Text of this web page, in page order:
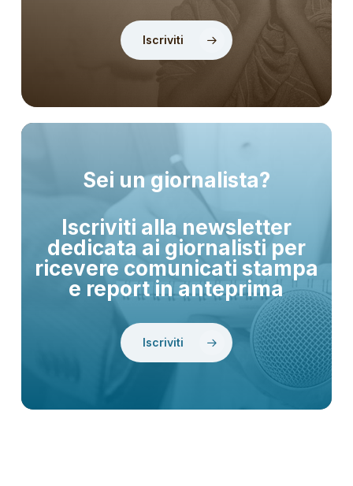
Iscriviti
Sei un giornalista?
Iscriviti alla newsletter
dedicata ai giornalisti per
ricevere comunicati stampa
e report in anteprima
Iscriviti